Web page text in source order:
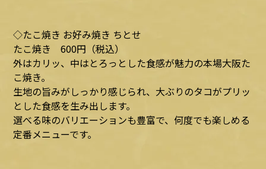
◇たこ焼き お好み焼き ちとせ
たこ焼き 600円（税込）
外はカリッ、中はとろっとした食感が魅力の本場大阪た
こ焼き。
生地の旨みがしっかり感じられ、大ぶりのタコがプリッ
とした食感を生み出します。
選べる味のバリエーションも豊富で、何度でも楽しめる
定番メニューです。